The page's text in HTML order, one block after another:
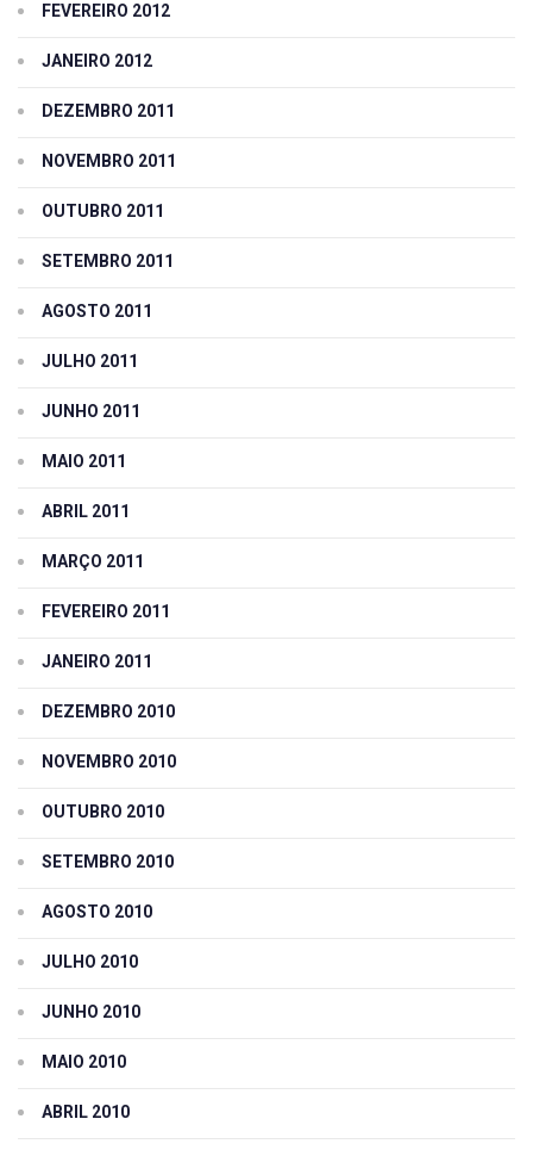
FEVEREIRO 2012
JANEIRO 2012
DEZEMBRO 2011
NOVEMBRO 2011
OUTUBRO 2011
SETEMBRO 2011
AGOSTO 2011
JULHO 2011
JUNHO 2011
MAIO 2011
ABRIL 2011
MARÇO 2011
FEVEREIRO 2011
JANEIRO 2011
DEZEMBRO 2010
NOVEMBRO 2010
OUTUBRO 2010
SETEMBRO 2010
AGOSTO 2010
JULHO 2010
JUNHO 2010
MAIO 2010
ABRIL 2010